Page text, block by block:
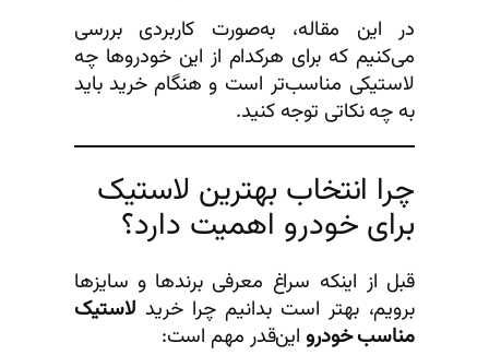
در این مقاله، به‌صورت کاربردی بررسی
می‌کنیم که برای هرکدام از این خودروها چه
لاستیکی مناسب‌تر است و هنگام خرید باید
به چه نکاتی توجه کنید.
چرا انتخاب بهترین لاستیک
برای خودرو اهمیت دارد؟
قبل از اینکه سراغ معرفی برندها و سایزها
برویم، بهتر است بدانیم چرا خرید لاستیک
مناسب خودرو این‌قدر مهم است: